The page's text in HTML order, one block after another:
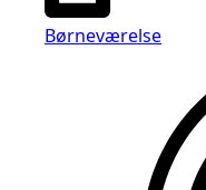
Børneværelse